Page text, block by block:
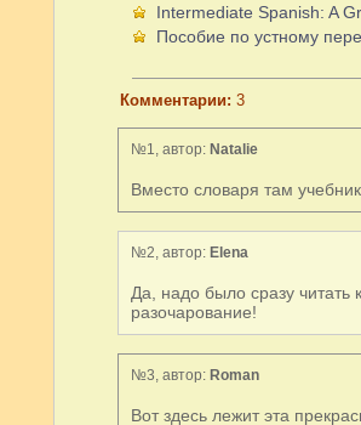
Intermediate Spanish: A
Пособие по устному
Комментарии: 3
№1, автор: Natalie
Вместо словаря там
№2, автор: Elena
Да, надо было сразу читать
разочарование!
№3, автор: Roman
Вот здесь лежит эта